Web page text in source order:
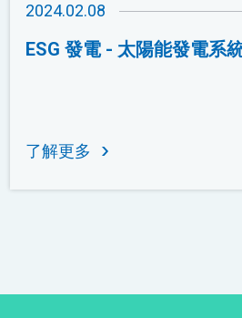
2024.02.08
ESG 發電 - 太陽能發電系
了解更多